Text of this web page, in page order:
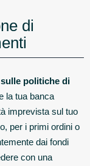
di
politiche di
la tua banca
imprevista sul tuo
per i primi ordini o
dai fondi
con una